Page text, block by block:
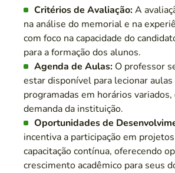
Critérios de Avaliação:A
na análise do memorial e na
com foco na capacidade do
para a formação dos alunos.
Agenda de Aulas: O professor
estar disponível para lecionar
programadas em horários variados,
demanda da instituição.
Oportunidades de
incentiva a participação em
capacitação contínua, oferecendo
crescimento acadêmico para seus